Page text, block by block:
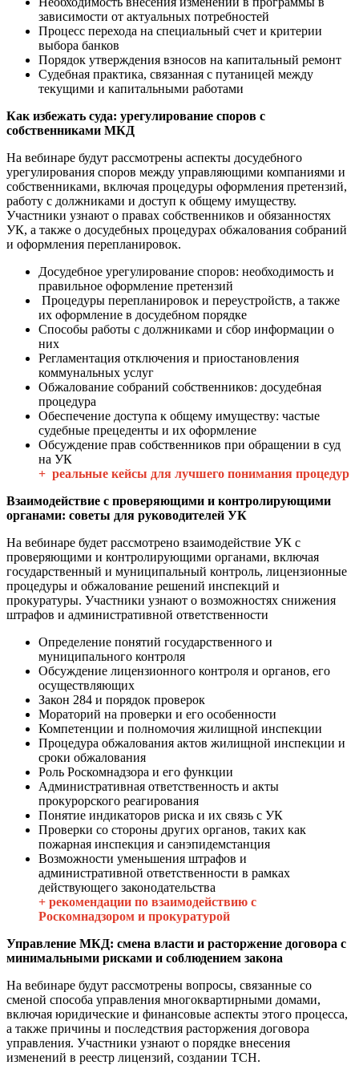
зависимости от актуальных потребностей
Процесс перехода на специальный счет и критерии
выбора банков
Порядок утверждения взносов на капитальный ремонт
Судебная практика, связанная с путаницей между
текущими и капитальными работами
Как избежать суда: урегулирование споров с
собственниками МКД
На вебинаре будут рассмотрены аспекты досудебного
урегулирования споров между управляющими компаниями и
собственниками, включая процедуры оформления претензий,
работу с должниками и доступ к общему имуществу.
Участники узнают о правах собственников и обязанностях
УК, а также о досудебных процедурах обжалования собраний
и оформления перепланировок.
Досудебное урегулирование споров: необходимость и
правильное оформление претензий
Процедуры перепланировок и переустройств, а также
их оформление в досудебном порядке
Способы работы с должниками и сбор информации о
них
Регламентация отключения и приостановления
коммунальных услуг
Обжалование собраний собственников: досудебная
процедура
Обеспечение доступа к общему имуществу: частые
судебные прецеденты и их оформление
Обсуждение прав собственников при обращении в суд
на УК
+ реальные кейсы для лучшего понимания процедур
Взаимодействие с проверяющими и контролирующими
органами: советы для руководителей УК
На вебинаре будет рассмотрено взаимодействие УК с
проверяющими и контролирующими органами, включая
государственный и муниципальный контроль, лицензионные
процедуры и обжалование решений инспекций и
прокуратуры. Участники узнают о возможностях снижения
штрафов и административной ответственности
Определение понятий государственного и
муниципального контроля
Обсуждение лицензионного контроля и органов, его
осуществляющих
Закон 284 и порядок проверок
Мораторий на проверки и его особенности
Компетенции и полномочия жилищной инспекции
Процедура обжалования актов жилищной инспекции и
сроки обжалования
Роль Роскомнадзора и его функции
Административная ответственность и акты
прокурорского реагирования
Понятие индикаторов риска и их связь с УК
Проверки со стороны других органов, таких как
пожарная инспекция и санэпидемстанция
Возможности уменьшения штрафов и
административной ответственности в рамках
действующего законодательства
+ рекомендации по взаимодействию с
Роскомнадзором и прокуратурой
Управление МКД: смена власти и расторжение договора с
минимальными рисками и соблюдением закона
На вебинаре будут рассмотрены вопросы, связанные со
сменой способа управления многоквартирными домами,
включая юридические и финансовые аспекты этого процесса,
а также причины и последствия расторжения договора
управления. Участники узнают о порядке внесения
изменений в реестр лицензий, создании ТСН.